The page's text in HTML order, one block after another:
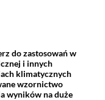
do zastosowań w
i innych
klimatycznych
wzornictwo
wyników na duże